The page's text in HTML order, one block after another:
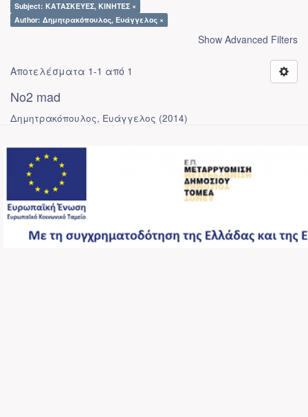
Subject: ΚΑΤΑΣΚΕΥΕΣ, ΚΙΝΗΤΕΣ ×
Author: Δημητρακόπουλος, Ευάγγελος ×
Show Advanced Filters
Αποτελέσματα 1-1 από 1
No2 mad
Δημητρακόπουλος, Ευάγγελος (2014)